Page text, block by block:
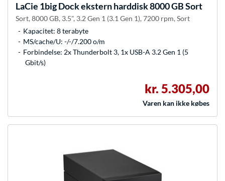
LaCie 1big Dock ekstern harddisk 8000 GB Sort
Sort, 8000 GB, 3.5", 3.2 Gen 1 (3.1 Gen 1), 7200 rpm, Sort
Kapacitet: 8 terabyte
MS/cache/U: -/-/7.200 o/m
Forbindelse: 2x Thunderbolt 3, 1x USB-A 3.2 Gen 1 (5
Gbit/s)
kr. 5.305,00
Varen kan ikke købes